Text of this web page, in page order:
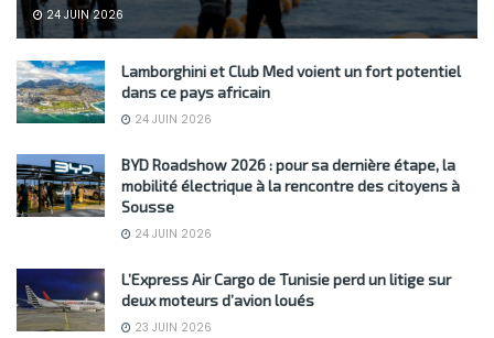
24 JUIN 2026
Lamborghini et Club Med voient un fort potentiel
dans ce pays africain
24 JUIN 2026
BYD Roadshow 2026 : pour sa dernière étape, la
mobilité électrique à la rencontre des citoyens à
Sousse
24 JUIN 2026
L’Express Air Cargo de Tunisie perd un litige sur
deux moteurs d’avion loués
23 JUIN 2026